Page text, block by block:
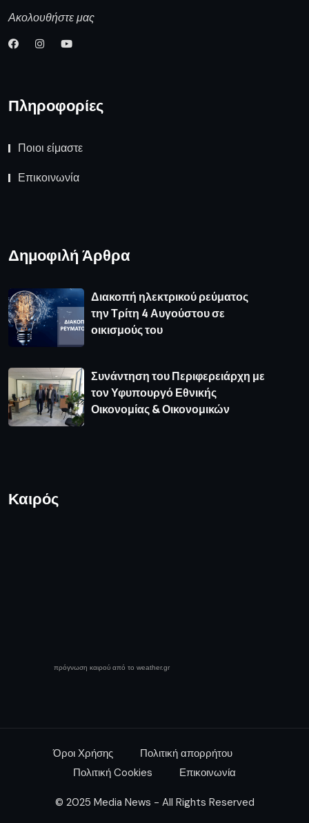
Ακολουθήστε μας
Πληροφορίες
Ποιοι είμαστε
Επικοινωνία
Δημοφιλή Άρθρα
Διακοπή ηλεκτρικού ρεύματος
την Τρίτη 4 Αυγούστου σε
οικισμούς του
Συνάντηση του Περιφερειάρχη με
τον Υφυπουργό Εθνικής
Οικονομίας & Οικονομικών
Καιρός
πρόγνωση καιρού από το weather.gr
Όροι Χρήσης
Πολιτική απορρήτου
Πολιτική Cookies
Επικοινωνία
© 2025 Media News - All Rights Reserved